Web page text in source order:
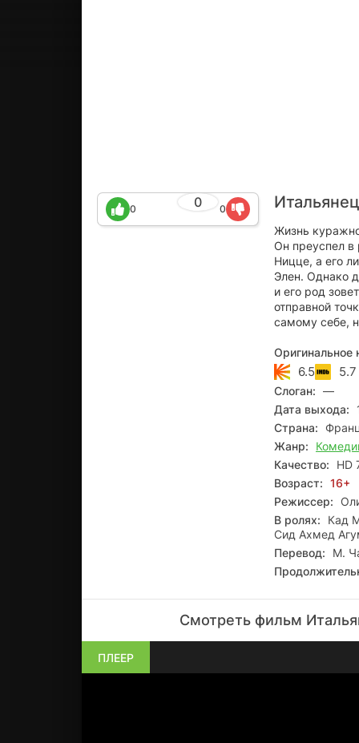
0
0 0
Жизнь
Он преуспел в
Ницце, а его
Элен. Однако
и его род
отправной
самому себе,
Оригинальное
6.5 5.7
Слоган: —
Дата выхода:
Страна:
Жанр:
Качество:
HD
Возраст: 16+
Режиссер:
В ролях:
Кад
Сид Ахмед
Перевод:
М.
Смотреть фильм
ПЛЕЕР